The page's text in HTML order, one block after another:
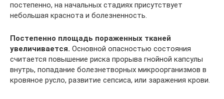
постепенно, на начальных стадиях присутствует
небольшая краснота и болезненность.
Постепенно площадь пораженных тканей
увеличивается. Основной опасностью состояния
считается повышение риска прорыва гнойной капсулы
внутрь, попадание болезнетворных микроорганизмов в
кровяное русло, развитие сепсиса, или заражения крови.